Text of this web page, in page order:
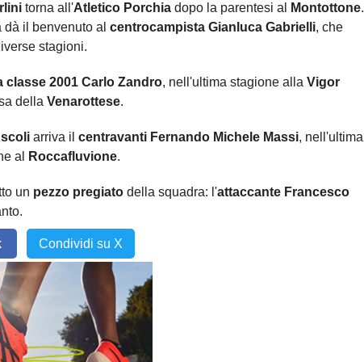
torna all'Atletico Porchia dopo la parentesi al Montottone.
il benvenuto al centrocampista Gianluca Gabrielli, che
stagioni.
2001 Carlo Zandro, nell'ultima stagione alla Vigor
della Venarottese.
arriva il centravanti Fernando Michele Massi, nell'ultima
al
Roccafluvione.
un pezzo pregiato della squadra: l'attaccante Francesco
Condividi su X